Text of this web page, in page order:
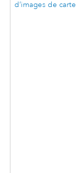
d’images de carte